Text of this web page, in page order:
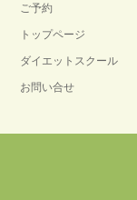
ご予約
トップページ
ダイエットスクール
お問い合せ